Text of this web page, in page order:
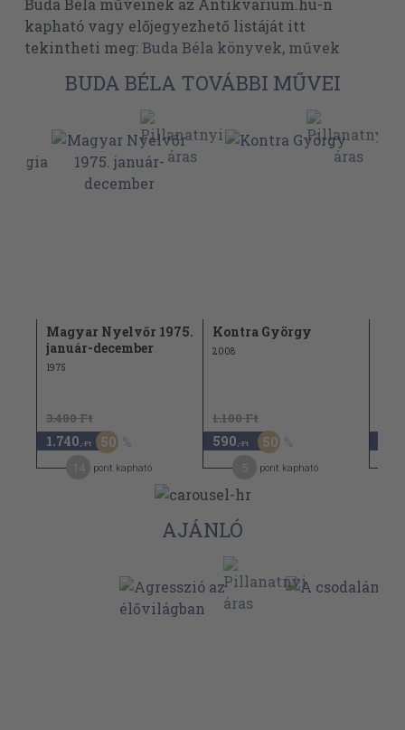
Buda Béla műveinek az Antikvarium.hu-n
kapható vagy előjegyezhető listáját itt
tekintheti meg:Buda Béla könyvek, művek
BUDA BÉLA TOVÁBBI MŰVEI
Magyar Nyelvőr 1975.
január-december
1975
3.480 Ft
1.740 ,-Ft 50
pont kapható
Kontra György
2008
1.180 Ft
590 ,-Ft 50
pont kapható
AJÁNLÓ